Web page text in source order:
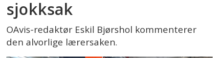
sjokksak
OAvis-redaktør Eskil Bjørshol kommenterer
den alvorlige lærersaken.